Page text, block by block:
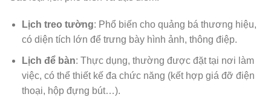
Lịch treo tường: Phổ biến cho quảng bá thương hiệu,
có diện tích lớn để trưng bày hình ảnh, thông điệp.
Lịch để bàn: Thực dụng, thường được đặt tại nơi làm
việc, có thể thiết kế đa chức năng (kết hợp giá đỡ điện
thoại, hộp đựng bút…).